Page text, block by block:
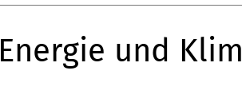
Energie und